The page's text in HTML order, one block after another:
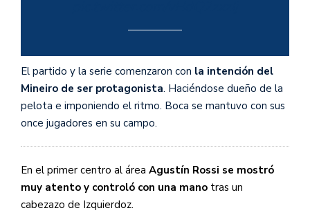
— Boca Tendencia
(@BocaTendencia)July 13, 2021
El partido y la serie comenzaron con la intención del
Mineiro de ser protagonista. Haciéndose dueño de la
pelota e imponiendo el ritmo. Boca se mantuvo con sus
once jugadores en su campo.
En el primer centro al área Agustín Rossi se mostró
muy atento y controló con una mano tras un
cabezazo de Izquierdoz.